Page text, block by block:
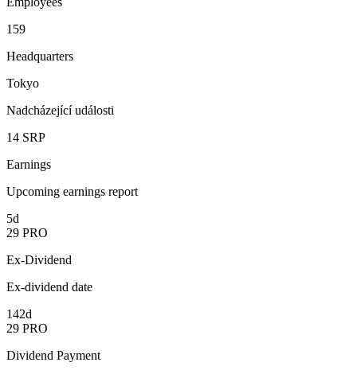
159
Headquarters
Tokyo
Nadcházející události
14 SRP
Earnings
Upcoming earnings report
5d
29 PRO
Ex-Dividend
Ex-dividend date
142d
29 PRO
Dividend Payment